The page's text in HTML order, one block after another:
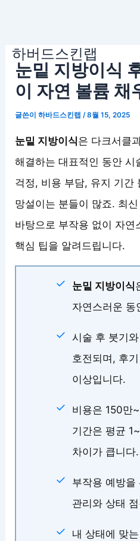
하버드스킨랩
눈밑 지방이식
이 자연 볼륨 채
글쓴이하바드스킨랩/8월 15, 2025
눈밑 지방이식은 다크서클
해결하는 대표적인 동안 시
걱정, 비용 부담, 유지 기간
망설이는 분들이 많죠. 최
바탕으로 부작용 없이 자연
핵심 팁을 알려드립니다.
눈밑 지방이식
자연스러운 동
시술 후 붓기
호전되며, 후
이상입니다.
비용은 150만
기간은 평균
차이가 큽니다.
부작용 예방
관리와 상태
내 상태에 맞